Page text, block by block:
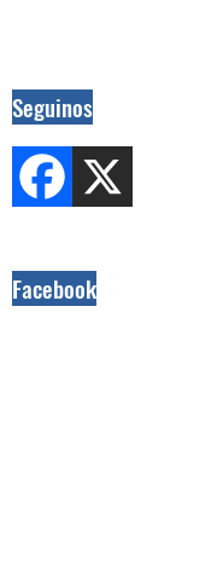
Seguinos
Facebook